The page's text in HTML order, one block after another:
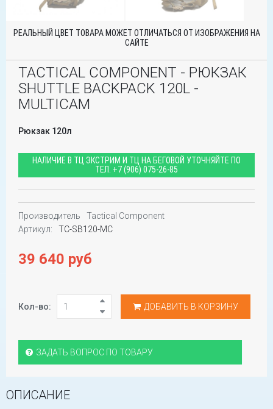
РЕАЛЬНЫЙ ЦВЕТ ТОВАРА МОЖЕТ ОТЛИЧАТЬСЯ ОТ ИЗОБРАЖЕНИЯ НА
САЙТЕ
TACTICAL COMPONENT - РЮКЗАК
SHUTTLE BACKPACK 120L -
MULTICAM
Рюкзак 120л
НАЛИЧИЕ В ТЦ ЭКСТРИМ И ТЦ НА БЕГОВОЙ УТОЧНЯЙТЕ ПО
ТЕЛ. +7 (906) 075-26-85
Производитель
Tactical Component
Артикул:
TC-SB120-MC
39 640 руб
Кол-во: ДОБАВИТЬ В КОРЗИНУ
ЗАДАТЬ ВОПРОС ПО ТОВАРУ
ОПИСАНИЕ